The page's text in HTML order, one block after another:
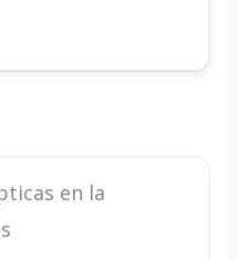
en la